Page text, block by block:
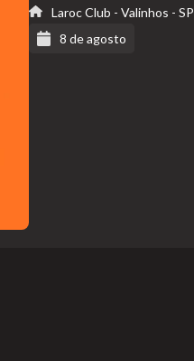
Laroc Club - Valinhos - SP
8 de agosto